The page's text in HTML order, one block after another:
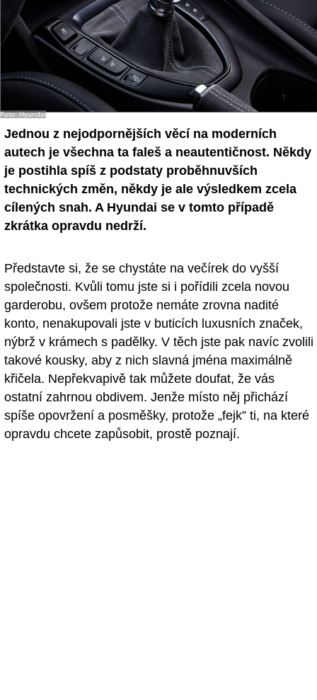
Foto: Hyundai
Jednou z nejodpornějších věcí na moderních
autech je všechna ta faleš a neautentičnost. Někdy
je postihla spíš z podstaty proběhnuvších
technických změn, někdy je ale výsledkem zcela
cílených snah. A Hyundai se v tomto případě
zkrátka opravdu nedrží.
Představte si, že se chystáte na večírek do vyšší
společnosti. Kvůli tomu jste si i pořídili zcela novou
garderobu, ovšem protože nemáte zrovna nadité
konto, nenakupovali jste v buticích luxusních značek,
nýbrž v krámech s padělky. V těch jste pak navíc zvolili
takové kousky, aby z nich slavná jména maximálně
křičela. Nepřekvapivě tak můžete doufat, že vás
ostatní zahrnou obdivem. Jenže místo něj přichází
spíše opovržení a posměšky, protože „fejk” ti, na které
opravdu chcete zapůsobit, prostě poznají.